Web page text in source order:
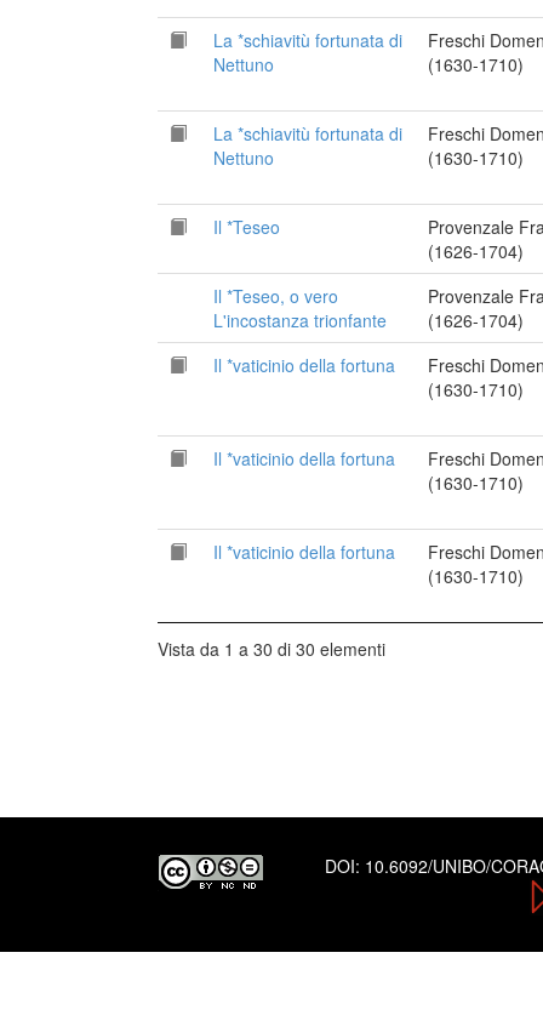
La *schiavitù fortunata di
Nettuno
Freschi
(1630-1710)
La *schiavitù fortunata di
Nettuno
Freschi
(1630-1710)
Il *Teseo
Provenzale
(1626-1704)
Il *Teseo, o vero
L'incostanza trionfante
Provenzale
(1626-1704)
Il *vaticinio della fortuna
Freschi
(1630-1710)
Il *vaticinio della fortuna
Freschi
(1630-1710)
Il *vaticinio della fortuna
Freschi
(1630-1710)
Vista da 1 a 30 di 30 elementi
DOI: 10.6092/UNIBO/